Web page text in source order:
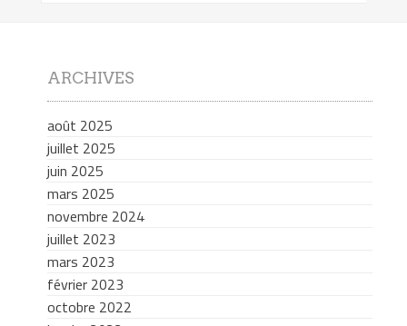
ARCHIVES
août 2025
juillet 2025
juin 2025
mars 2025
novembre 2024
juillet 2023
mars 2023
février 2023
octobre 2022